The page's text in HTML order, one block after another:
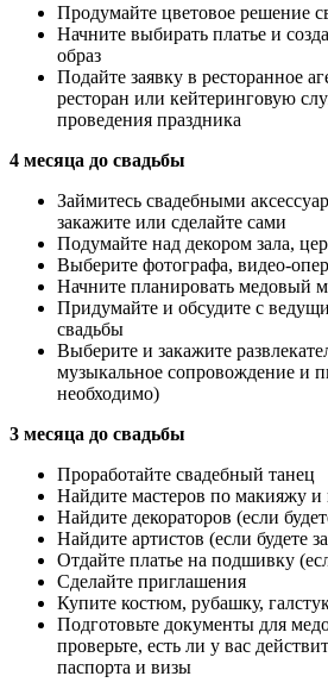
Продумайте цветовое решение
Начните выбирать платье и
образ
Подайте заявку в ресторанное
ресторан или кейтеринговую
проведения праздника
4 месяца до свадьбы
Займитесь свадебными
закажите или сделайте сами
Подумайте над декором зала,
Выберите фотографа, видео-
Начните планировать медовый
Придумайте и обсудите с
свадьбы
Выберите и закажите
музыкальное сопровождение и
необходимо)
3 месяца до свадьбы
Проработайте свадебный танец
Найдите мастеров по макияжу и
Найдите декораторов (если
Найдите артистов (если будете
Отдайте платье на подшивку
Сделайте приглашения
Купите костюм, рубашку,
Подготовьте документы для
проверьте, есть ли у вас
паспорта и визы